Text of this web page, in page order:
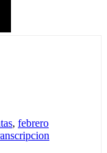
, febrero